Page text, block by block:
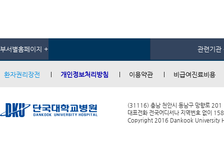
부서별홈페이지 + 관련기관
환자권리장전 개인정보처리방침 이용약관 비급여진료비용
(31116) 충남 천안시 동남구 망향로 201
대표전화 전국어디서나 지역번호 없이
Copyright 2016 Dankook University